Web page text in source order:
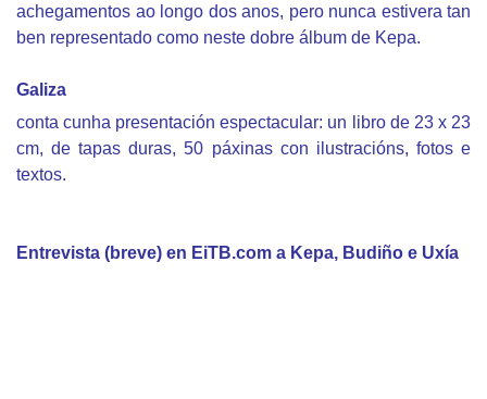
achegamentos ao longo dos anos, pero nunca estivera tan
ben representado como neste dobre álbum de Kepa.
Galiza
conta cunha presentación espectacular: un libro de 23 x 23
cm, de tapas duras, 50 páxinas con ilustracións, fotos e
textos.
Entrevista (breve) en EiTB.com a Kepa, Budiño e Uxía